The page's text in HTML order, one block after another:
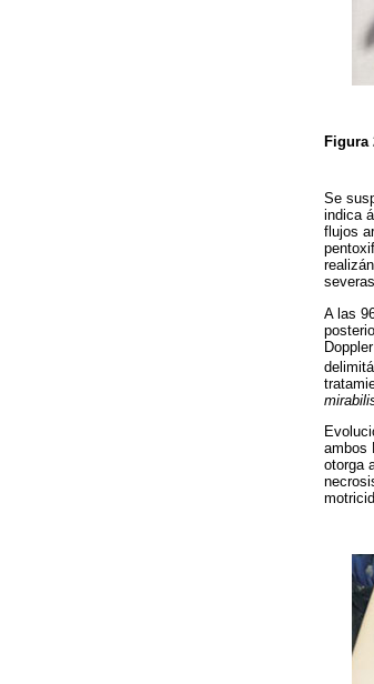
Figura
Se
indica
flujos
A las
ambos
otorga